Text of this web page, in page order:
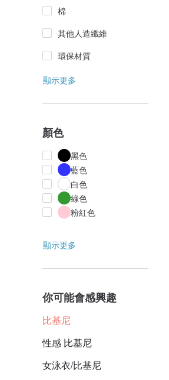
棉
其他人造纖維
環保材質
顯示更多
顏色
黑色
藍色
白色
綠色
粉紅色
顯示更多
你可能會感興趣
比基尼
性感 比基尼
女泳衣/比基尼